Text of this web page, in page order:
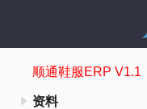
顺通鞋服ERP V1.1
资料